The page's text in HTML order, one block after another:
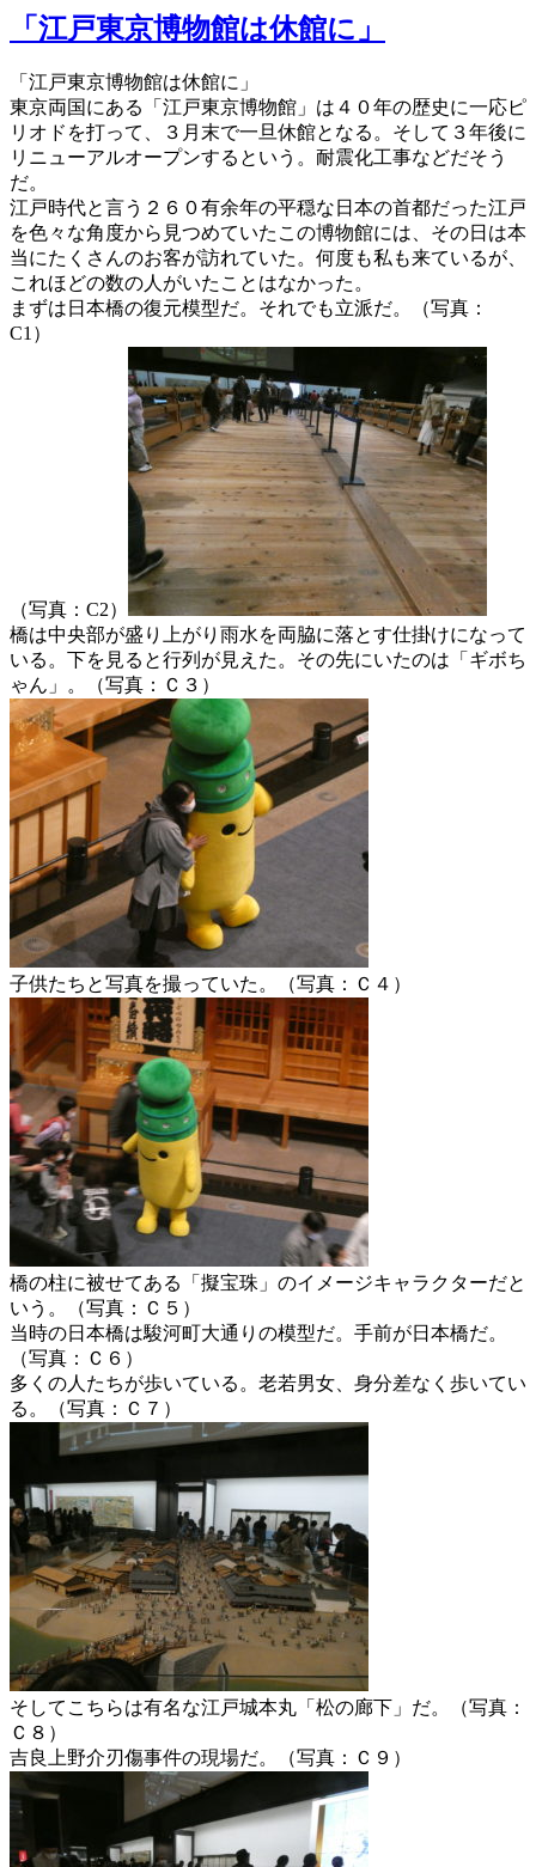
「江戸東京博物館は休館に」
「江戸東京博物館は休館に」
東京両国にある「江戸東京博物館」は４０年の歴史に一応ピ
リオドを打って、３月末で一旦休館となる。そして３年後に
リニューアルオープンするという。耐震化工事などだそう
だ。
江戸時代と言う２６０有余年の平穏な日本の首都だった江戸
を色々な角度から見つめていたこの博物館には、その日は本
当にたくさんのお客が訪れていた。何度も私も来ているが、
これほどの数の人がいたことはなかった。
まずは日本橋の復元模型だ。それでも立派だ。（写真：
C1）
（写真：C2）
橋は中央部が盛り上がり雨水を両脇に落とす仕掛けになって
いる。下を見ると行列が見えた。その先にいたのは「ギボち
ゃん」。（写真：Ｃ３）
子供たちと写真を撮っていた。（写真：Ｃ４）
橋の柱に被せてある「擬宝珠」のイメージキャラクターだと
いう。（写真：Ｃ５）
当時の日本橋は駿河町大通りの模型だ。手前が日本橋だ。
（写真：Ｃ６）
多くの人たちが歩いている。老若男女、身分差なく歩いてい
る。（写真：Ｃ７）
そしてこちらは有名な江戸城本丸「松の廊下」だ。（写真：
Ｃ８）
吉良上野介刃傷事件の現場だ。（写真：Ｃ９）